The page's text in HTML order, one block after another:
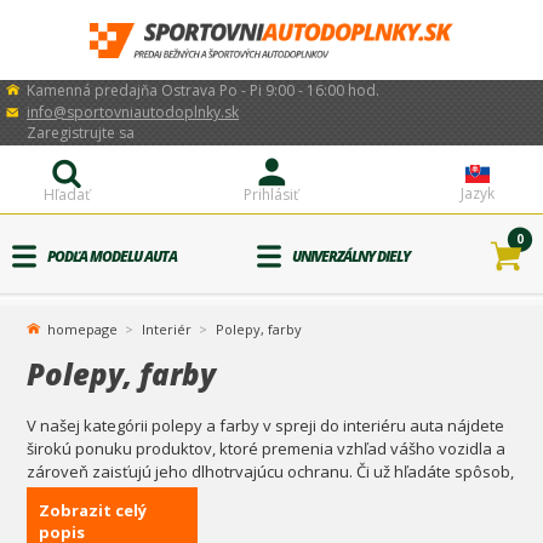
Kamenná predajňa Ostrava Po - Pi 9:00 - 16:00 hod.
info@sportovniautodoplnky.sk
Jazyk
Prihlásiť
Zaregistrujte sa
Hľadať
PODĽA MODELU AUTA UNIVERZÁLNY DIELY
0
homepage Interiér Polepy, farby
Polepy, farby
V našej kategórii polepy a farby v spreji do interiéru auta nájdete
širokú ponuku produktov, ktoré premenia vzhľad vášho vozidla a
zároveň zaisťujú jeho dlhotrvajúcu ochranu. Či už hľadáte spôsob,
ako obnoviť vzhľad opotrebovaných častí interiéru, alebo chcete
vylepšiť estetiku svojho auta, máme pre vás to pravé.
Zobrazit celý
popis